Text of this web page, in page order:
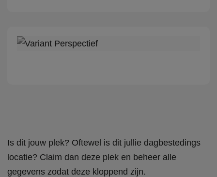
Is dit jouw plek? Oftewel is dit jullie dagbestedings
locatie? Claim dan deze plek en beheer alle
gegevens zodat deze kloppend zijn.